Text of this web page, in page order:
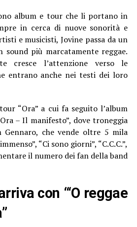
album e tour che li portano in
in cerca di nuove sonorità e
e musicisti, Jovine passa da un
più marcatamente reggae.
cresce l’attenzione verso le
entrano anche nei testi dei loro
“Ora” a cui fa seguito l’album
– Il manifesto”, dove troneggia
che vende oltre 5 mila
“Ci sono giorni”, “C.C.C.”,
il numero dei fan della band
con “‘O reggae